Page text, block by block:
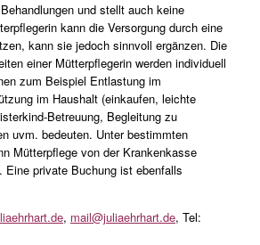
und stellt auch keine
kann die Versorgung durch eine
kann sie jedoch sinnvoll ergänzen. Die
einer Mütterpflegerin werden individuell
zum Beispiel Entlastung im
im Haushalt (einkaufen, leichte
Betreuung, Begleitung zu
uvm. bedeuten. Unter bestimmten
Mütterpflege von der Krankenkasse
Eine private Buchung ist ebenfalls
, mail@juliaehrhart.de, Tel: